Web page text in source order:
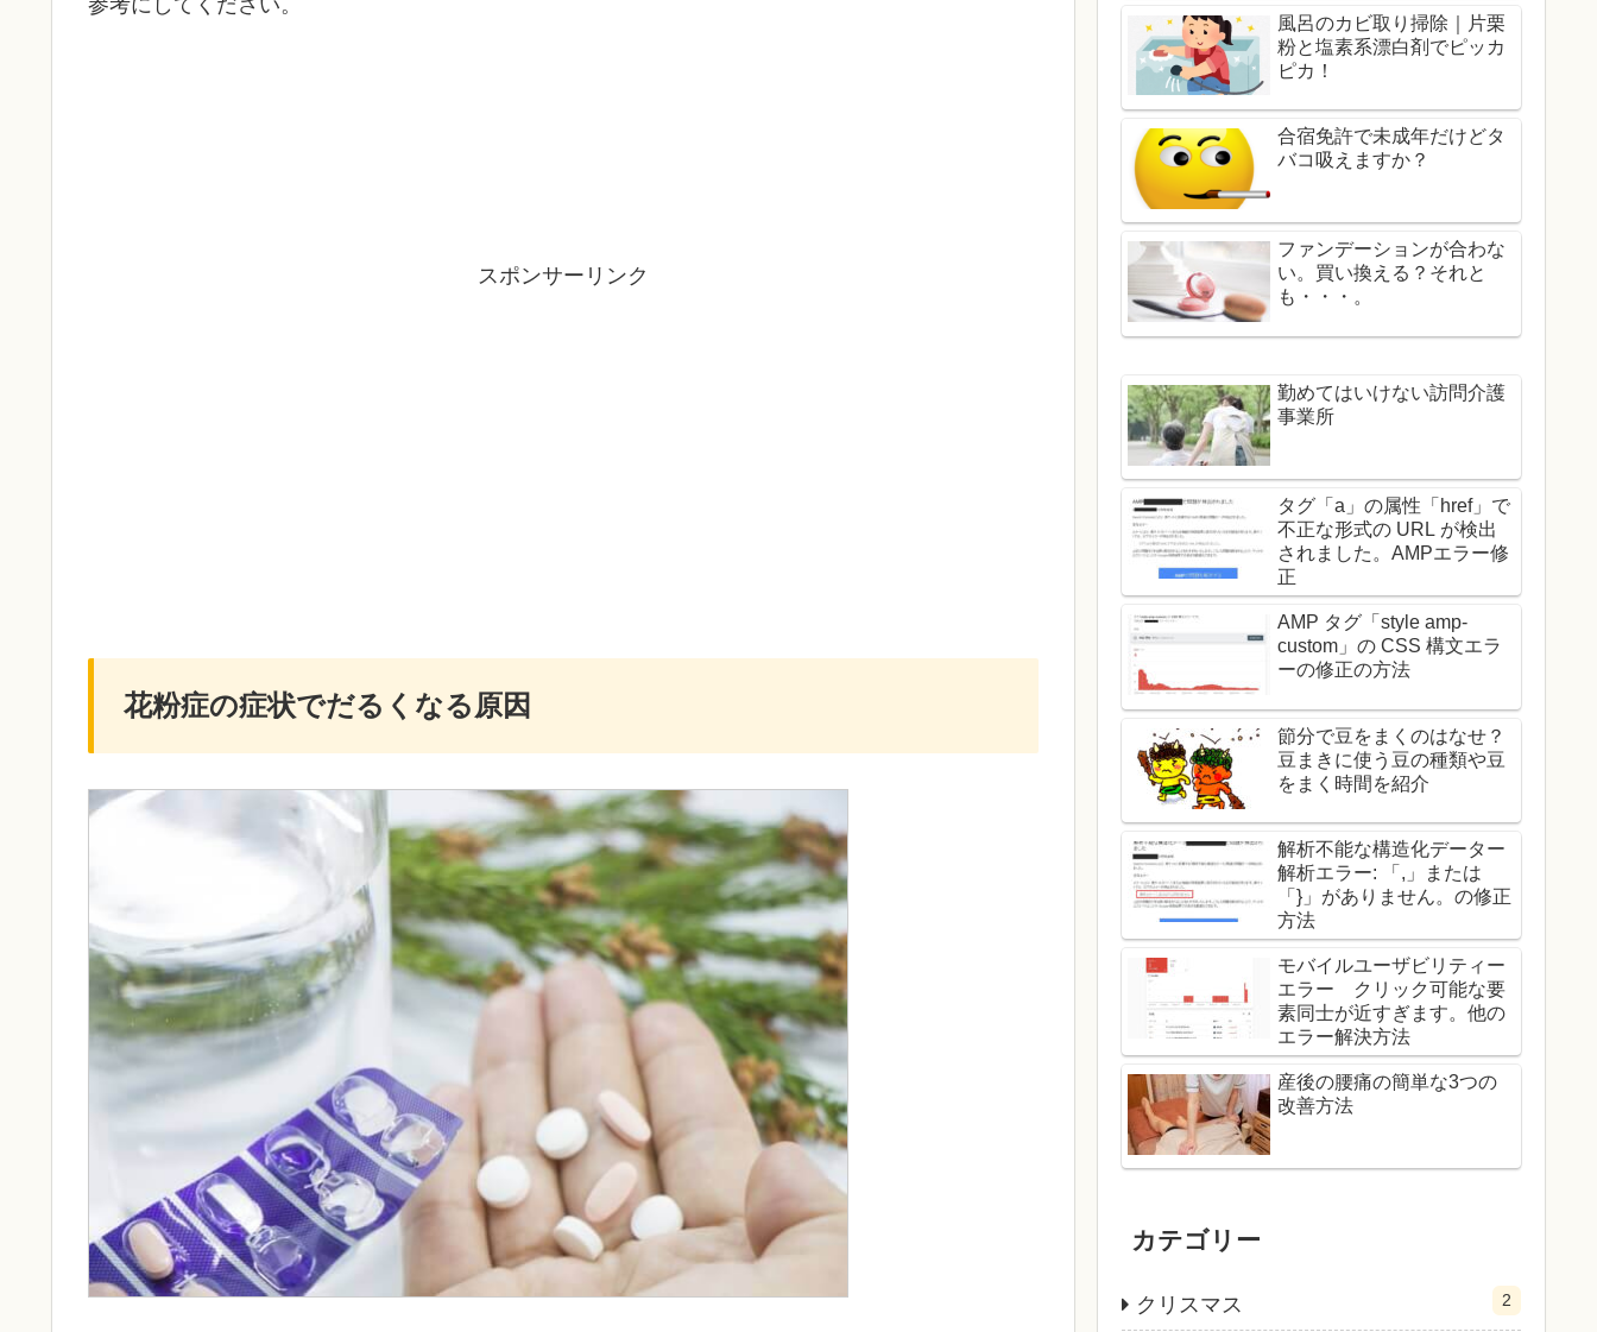
スポンサーリンク
花粉症の症状でだるくなる原因
風呂のカビ取り掃除｜片栗
粉と塩素系漂白剤でピッカ
ピカ！
合宿免許で未成年だけどタ
バコ吸えますか？
ファンデーションが合わな
い。買い換える？それと
も・・・。
勤めてはいけない訪問介護
事業所
タグ「a」の属性「href」で
不正な形式の URL が検出
されました。AMPエラー修
正
AMP タグ「style amp-
custom」の CSS 構文エラ
ーの修正の方法
節分で豆をまくのはなせ？
豆まきに使う豆の種類や豆
をまく時間を紹介
解析不能な構造化データー
解析エラー: 「,」または
「}」がありません。の修正
方法
モバイルユーザビリティー
エラー クリック可能な要
素同士が近すぎます。他の
エラー解決方法
産後の腰痛の簡単な3つの
改善方法
カテゴリー
クリスマス 2